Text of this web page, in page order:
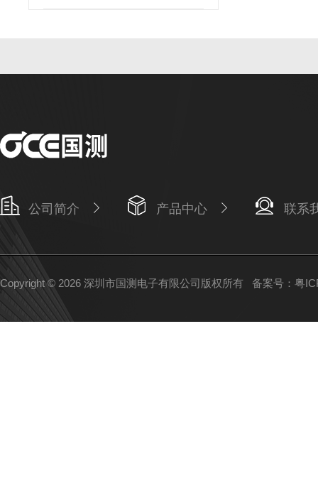
公司简介 产品中心 联系
Copyright © 2026 深圳市国测电子有限公司版权所有 备案号：粤